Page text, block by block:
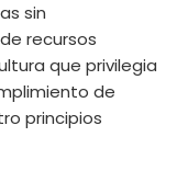
sin
recursos
que privilegia
de
principios